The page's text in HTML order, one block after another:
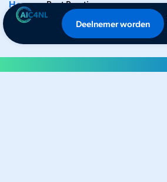
Deelnemer worden
Home•Best Practices
Best Practices